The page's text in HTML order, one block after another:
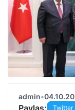
admin•
Paylaş: Twitter